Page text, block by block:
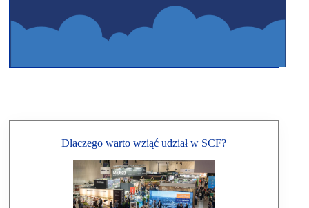
Dlaczego warto wziąć udział w SCF?